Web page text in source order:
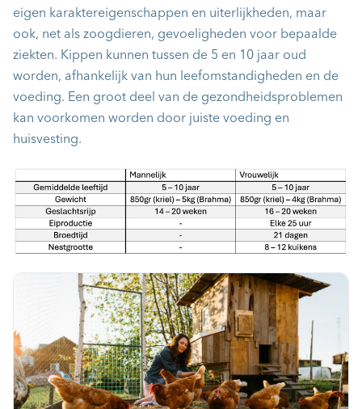
eigen karaktereigenschappen en uiterlijkheden, maar
ook, net als zoogdieren, gevoeligheden voor bepaalde
ziekten. Kippen kunnen tussen de 5 en 10 jaar oud
worden, afhankelijk van hun leefomstandigheden en de
voeding. Een groot deel van de gezondheidsproblemen
kan voorkomen worden door juiste voeding en
huisvesting.